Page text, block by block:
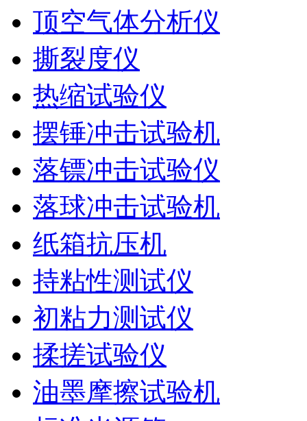
顶空气体分析仪
撕裂度仪
热缩试验仪
摆锤冲击试验机
落镖冲击试验仪
落球冲击试验机
纸箱抗压机
持粘性测试仪
初粘力测试仪
揉搓试验仪
油墨摩擦试验机